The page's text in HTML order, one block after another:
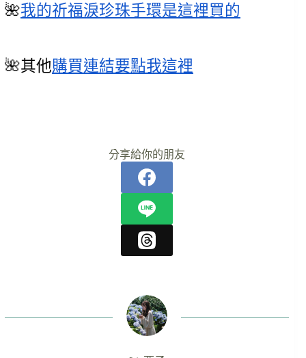
🌺我的祈福淚珍珠手環是這裡買的
🌺其他購買連結要點我這裡
分享給你的朋友